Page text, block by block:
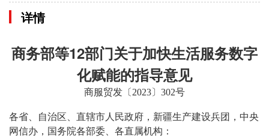
详情
商务部等12部门关于加快生活服务数字
化赋能的指导意见
商服贸发〔2023〕302号
各省、自治区、直辖市人民政府，新疆生产建设兵团，中央
网信办，国务院各部委、各直属机构：